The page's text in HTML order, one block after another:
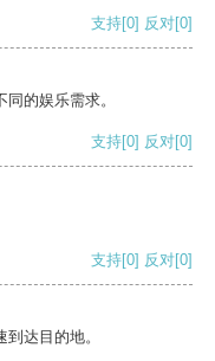
支持[0] 反对[0]
的娱乐需求。
支持[0] 反对[0]
支持[0] 反对[0]
达目的地。